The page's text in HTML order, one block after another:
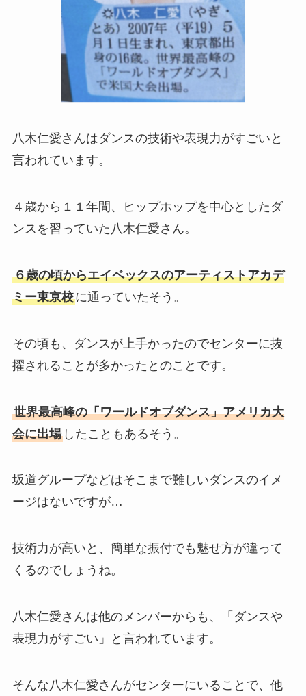
八木仁愛さんはダンスの技術や表現力がすごいと
言われています。
４歳から１１年間、ヒップホップを中心としたダ
ンスを習っていた八木仁愛さん。
６歳の頃からエイベックスのアーティストアカデ
ミー東京校に通っていたそう。
その頃も、ダンスが上手かったのでセンターに抜
擢されることが多かったとのことです。
世界最高峰の「ワールドオブダンス」アメリカ大
会に出場したこともあるそう。
坂道グループなどはそこまで難しいダンスのイメ
ージはないですが…
技術力が高いと、簡単な振付でも魅せ方が違って
くるのでしょうね。
八木仁愛さんは他のメンバーからも、「ダンスや
表現力がすごい」と言われています。
そんな八木仁愛さんがセンターにいることで、他